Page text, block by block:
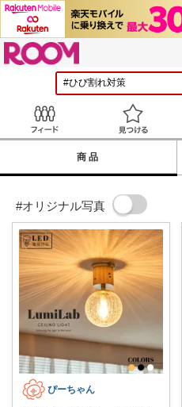
商品
#オリジナル写真
ぴーちゃん